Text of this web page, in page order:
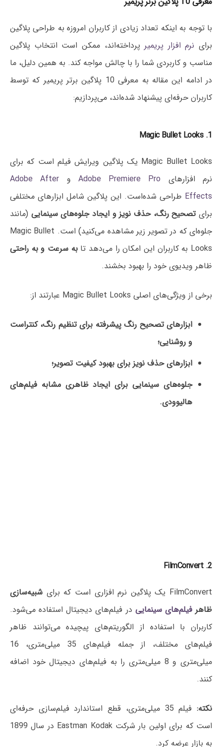
با توجه به اینکه تعداد زیادی از کاربران امروزه به طراحی پلاگین
برای نرم افزار پریمیرپرداخته‌اند، ممکن است انتخاب پلاگین
مناسب و کاربردی شما را با چالش مواجه کند. به همین دلیل، ما
در ادامه این مقاله به معرفی 10 پلاگین برتر پریمیر که توسط
کاربران حرفه‌ای پیشنهاد شده‌اند، می‌پردازیم:
1. Magic Bullet Looks
Magic Bullet Looks یک پلاگین ویرایش فیلم است که برای
نرم افزارهای Adobe Premiere Pro و Adobe After
Effects طراحی شده‌است. این پلاگین شامل ابزارهای مختلفی
برایتصحیح رنگ، حذف نویز و ایجاد جلوه‌های سینمایی (مانند
جلوه‌ای که در تصویر زیر مشاهده می‌کنید) است. Magic Bullet
Looks به کاربران این امکان را می‌دهد تا
به سرعت و به راحتی
ظاهر ویدیوی خود را بهبود بخشند.
برخی از ویژگی‌های اصلی Magic Bullet Looks عبارتند از:
ابزارهای تصحیح رنگ پیشرفته برای تنظیم رنگ، کنتراست
و روشنایی؛
ابزارهای حذف نویز برای بهبود کیفیت تصویر؛
جلوه‌های سینمایی برای ایجاد ظاهری مشابه فیلم‌های
هالیوودی.
2. FilmConvert
FilmConvert یک پلاگین نرم افزاری است که برای
شبیه‌سازی
ظاهرفیلم‌های سینمایی در فیلم‌های دیجیتال استفاده می‌شود.
کاربران با استفاده از الگوریتم‌های پیچیده می‌توانند ظاهر
فیلم‌های مختلف، از جمله فیلم‌های 35 میلی‌متری، 16
میلی‌متری و 8 میلی‌متری را به فیلم‌های دیجیتال خود اضافه
کنند.
نکته:
فیلم 35 میلی‌متری، قطع استاندارد فیلم‌سازی حرفه‌ای
است که برای اولین بار شرکت Eastman Kodak در سال 1899
به بازار عرضه کرد.